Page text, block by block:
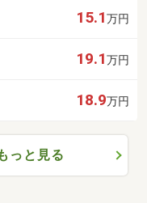
15.1万円
19.1万円
18.9万円
っと見る